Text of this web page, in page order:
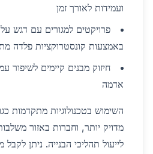
ועמידות לאורך זמן
פרויקטים למגורים עם דגש
באמצעות קונסטרוקציות פלדה
חיזוק מבנים קיימים לשיפור
אדמה
מדויק יותר, וחברות באזור
לייעול תהליכי הבנייה. ניתן לקבל